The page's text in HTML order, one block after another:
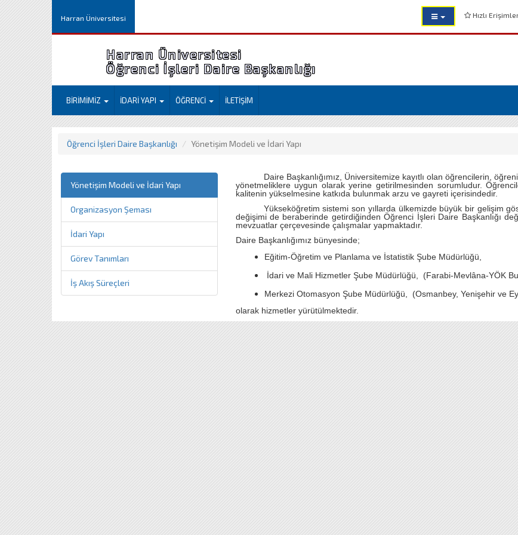
Harran Üniversitesi Hızlı
Harran Üniversitesi
Öğrenci İşleri Daire Başkanlığı
BİRİMİMİZ İDARİ YAPI ÖĞRENCİ İLETİŞİM
Öğrenci İşleri Daire Başkanlığı Yönetişim Modeli ve İdari Yapı
Yönetişim Modeli ve İdari Yapı
Organizasyon Şeması
İdari Yapı
Görev Tanımları
İş Akış Süreçleri
Daire Başkanlığımız, Üniversitemize kayıtlı olan öğrencilerin,
yönetmeliklere uygun olarak yerine getirilmesinden sorumludur.
kalitenin yükselmesine katkıda bulunmak arzu ve gayreti içerisindedir.
Yükseköğretim sistemi son yıllarda ülkemizde büyük bir gelişim
değişimi de beraberinde getirdiğinden Öğrenci İşleri Daire Başkanlığı
mevzuatlar çerçevesinde çalışmalar yapmaktadır.
Daire Başkanlığımız bünyesinde;
Eğitim-Öğretim ve Planlama ve İstatistik Şube Müdürlüğü,
İdari ve Mali Hizmetler Şube Müdürlüğü, (Farabi-Mevlâna-YÖK
Merkezi Otomasyon Şube Müdürlüğü, (Osmanbey, Yenişehir ve
olarak hizmetler yürütülmektedir.